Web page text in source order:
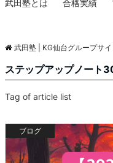
武田塾とは 合格実績
武田塾 | KG仙台グループサイ
ステップアップノート
Tag of article list
ブログ